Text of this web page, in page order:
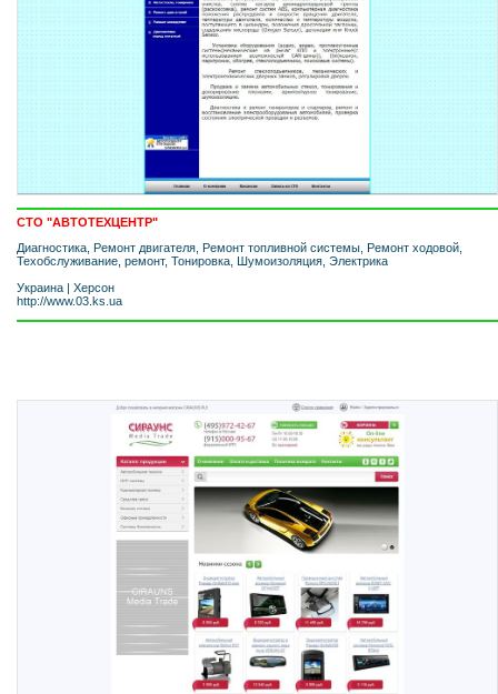
СТО "АВТОТЕХЦЕНТР"
Диагностика, Ремонт двигателя, Ремонт топливной системы, Ремонт ходовой,
Техобслуживание, ремонт, Тонировка, Шумоизоляция, Электрика
Украина | Херсон
http://www.03.ks.ua